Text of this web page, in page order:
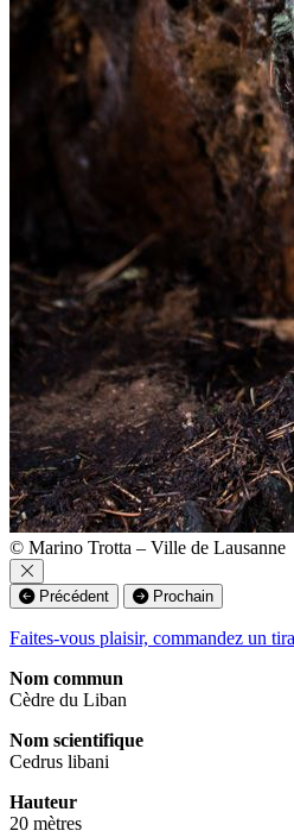
© Marino Trotta – Ville de Lausanne
Précédent Prochain
Faites-vous plaisir, commandez un
Nom commun
Cèdre du Liban
Nom scientifique
Cedrus libani
Hauteur
20 mètres